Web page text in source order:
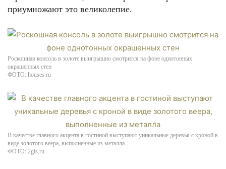
приумножают это великолепие.
Роскошная консоль в золоте выигрышно смотрится на фоне однотонных
окрашенных стен
ФОТО: houses.ru
В качестве главного акцента в гостиной выступают уникальные деревья с кроной в
виде золотого веера, выполненные из металла
ФОТО: 2gis.ru